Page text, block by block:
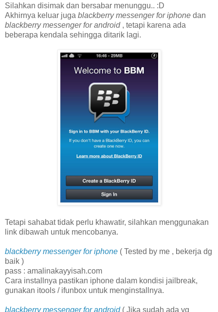
Silahkan disimak dan bersabar menunggu.. :D
Akhirnya keluar juga blackberry messenger for iphone dan
blackberry messenger for android, tetapi karena ada
beberapa kendala sehingga ditarik lagi.
Tetapi sahabat tidak perlu khawatir, silahkan menggunakan
link dibawah untuk mencobanya.
blackberry messenger for iphone ( Tested by me , bekerja dg
baik )
pass : amalinakayyisah.com
Cara installnya pastikan iphone dalam kondisi jailbreak,
gunakan itools / ifunbox untuk menginstallnya.
blackberry messenger for android ( Jika sudah ada yg